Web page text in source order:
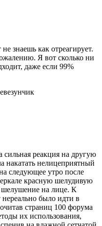
знаешь как отреагирует.
Я вот сколько ни
даже если 99%
реакция на другую
накатать нелицеприятный
следующее утро после
красную шелудивую
шелушение на лице. К
было идти в
страниц 100 форума
их использования,